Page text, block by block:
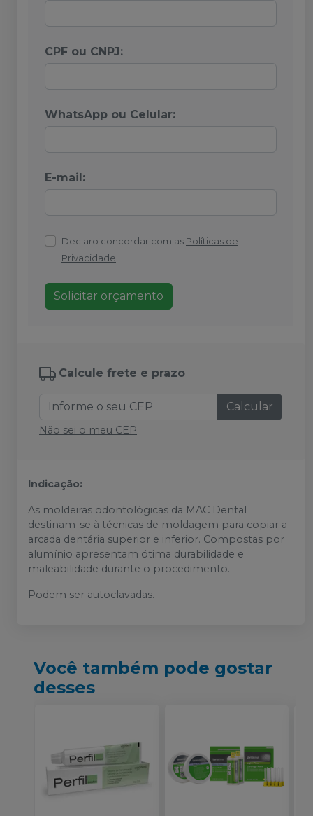
CPF ou CNPJ:
WhatsApp ou Celular:
E-mail:
Declaro concordar com as Políticas de
Privacidade.
Solicitar orçamento
Calcule frete e prazo
Calcular
Não sei o meu CEP
Indicação:
As moldeiras odontológicas da MAC Dental
destinam-se à técnicas de moldagem para copiar a
arcada dentária superior e inferior. Compostas por
alumínio apresentam ótima durabilidade e
maleabilidade durante o procedimento.
Podem ser autoclavadas.
Você também pode gostar
desses